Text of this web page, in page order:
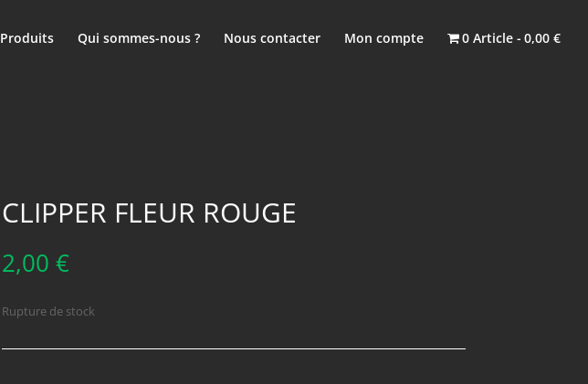
Produits Qui sommes-nous ? Nous contacter Mon compte 0 Article 0,00 €
CLIPPER FLEUR ROUGE
2,00 €
Rupture de stock